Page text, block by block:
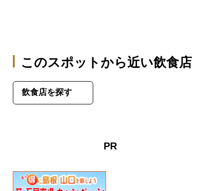
このスポットから近い飲食店
飲食店を探す
PR